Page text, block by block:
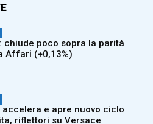
chiude poco sopra la parità
Affari (+0,13%)
accelera e apre nuovo ciclo
riflettori su Versace